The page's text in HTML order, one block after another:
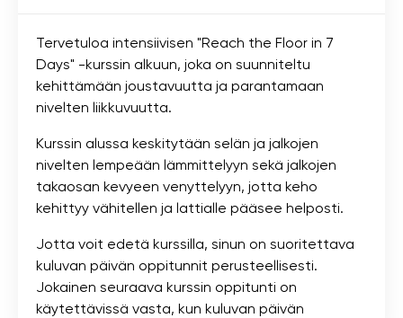
Tervetuloa intensiivisen "Reach the Floor in 7
Days" -kurssin alkuun, joka on suunniteltu
kehittämään joustavuutta ja parantamaan
nivelten liikkuvuutta.
Kurssin alussa keskitytään selän ja jalkojen
nivelten lempeään lämmittelyyn sekä jalkojen
takaosan kevyeen venyttelyyn, jotta keho
kehittyy vähitellen ja lattialle pääsee helposti.
Jotta voit edetä kurssilla, sinun on suoritettava
kuluvan päivän oppitunnit perusteellisesti.
Jokainen seuraava kurssin oppitunti on
käytettävissä vasta, kun kuluvan päivän